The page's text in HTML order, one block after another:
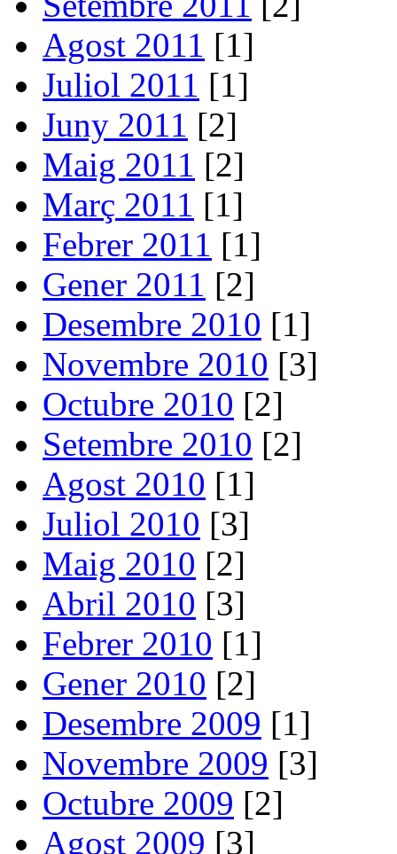
Agost 2011 [1]
Juliol 2011 [1]
Juny 2011 [2]
Maig 2011 [2]
Març 2011 [1]
Febrer 2011 [1]
Gener 2011 [2]
Desembre 2010 [1]
Novembre 2010 [3]
Octubre 2010 [2]
Setembre 2010 [2]
Agost 2010 [1]
Juliol 2010 [3]
Maig 2010 [2]
Abril 2010 [3]
Febrer 2010 [1]
Gener 2010 [2]
Desembre 2009 [1]
Novembre 2009 [3]
Octubre 2009 [2]
Agost 2009 [3]